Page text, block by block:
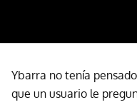
Ybarra no tenía
que un usuario le